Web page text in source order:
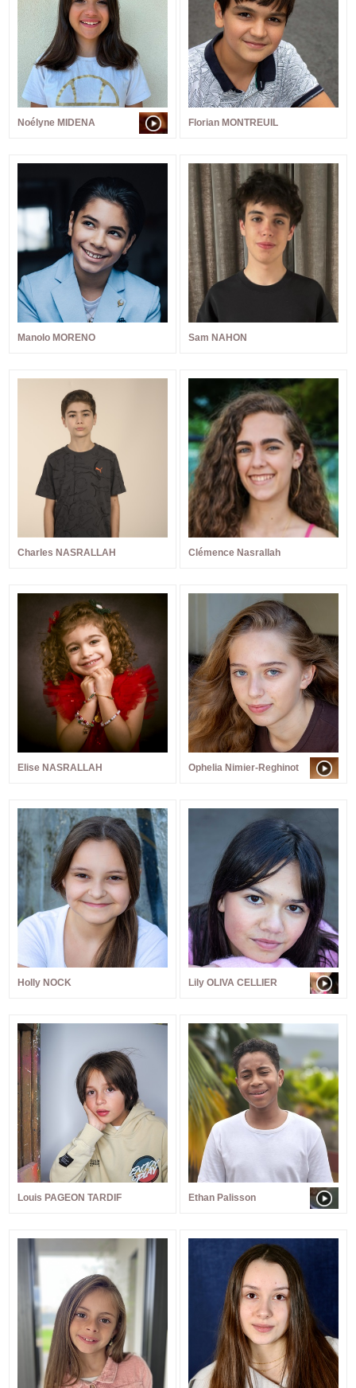
Noélyne MIDENA Florian MONTREUIL
Manolo MORENO Sam NAHON
Charles NASRALLAH Clémence Nasrallah
Elise NASRALLAH Ophelia Nimier-Reghinot
Holly NOCK Lily OLIVA CELLIER
Louis PAGEON TARDIF Ethan Palisson